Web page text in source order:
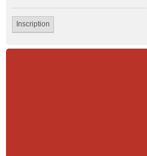
Inscription